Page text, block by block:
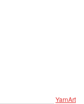
YarnArt